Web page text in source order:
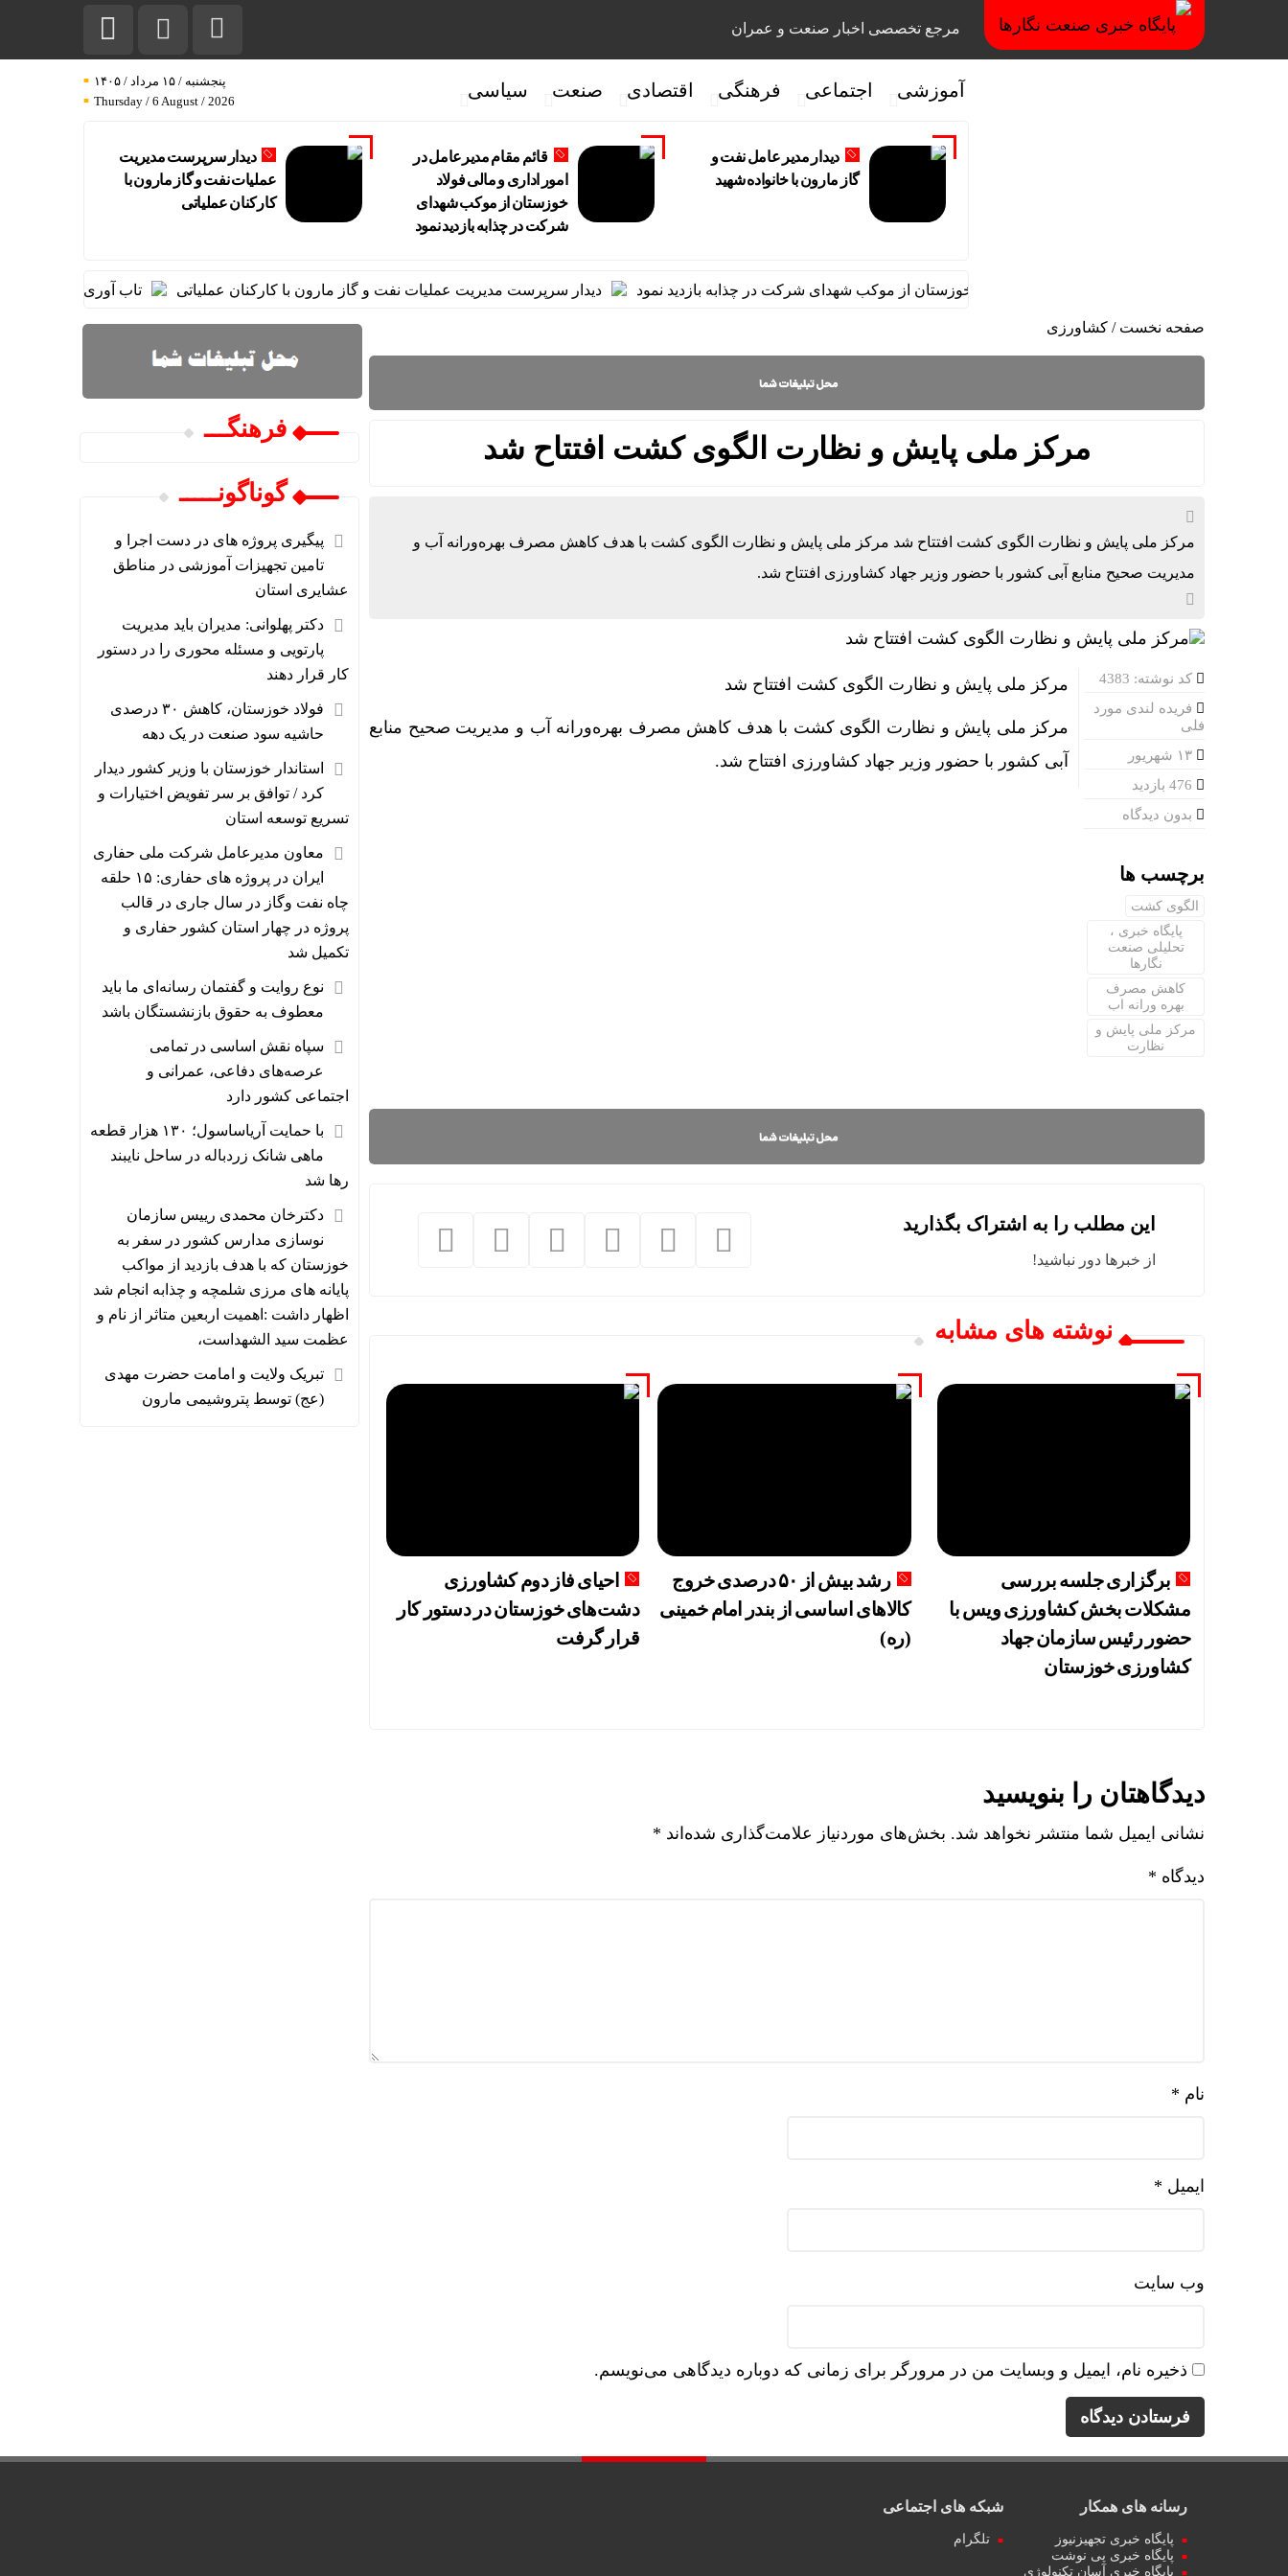
مرجع تخصصی اخبار صنعت و عمران
آموزشی اجتماعی فرهنگی اقتصادی صنعت سیاسی
پنجشنبه / ۱۵ مرداد / ۱۴۰۵
Thursday / 6 August / 2026
دیدار مدیر عامل نفت و
گاز مارون با خانواده شهید
قائم مقام مدیرعامل در
امور اداری و مالی فولاد
خوزستان از موکب شهدای
شرکت در چذابه بازدید نمود
دیدار سرپرست مدیریت
عملیات نفت و گاز مارون با
کارکنان عملیاتی
مقام مدیرعامل در امور اداری و مالی فولاد خوزستان از موکب شهدای شرکت در چذابه بازدید نمود دیدار سرپرست مدیریت عملیات نفت و گاز مارون با کارکنان عملیاتی تاب آوری، وجه تمایز تازه
صفحه نخست / کشاورزی
مرکز ملی پایش و نظارت الگوی کشت افتتاح شد
مرکز ملی پایش و نظارت الگوی کشت افتتاح شد مرکز ملی پایش و نظارت الگوی کشت با هدف کاهش مصرف بهره‌ورانه آب و
مدیریت صحیح منابع آبی کشور با حضور وزیر جهاد کشاورزی افتتاح شد.
کد نوشته: 4383
فریده لندی مورد
فلی
بدون دیدگاه
برچسب ها
الگوی کشت
پایگاه خبری ،
تحلیلی صنعت
نگارها
کاهش مصرف
بهره ورانه اب
مرکز ملی پایش و
نظارت
مرکز ملی پایش و نظارت الگوی کشت افتتاح شد
مرکز ملی پایش و نظارت الگوی کشت با هدف کاهش مصرف بهره‌ورانه آب و مدیریت صحیح منابع
آبی کشور با حضور وزیر جهاد کشاورزی افتتاح شد.
این مطلب را به اشتراک بگذارید
از خبرها دور نباشید!
نوشته های مشابه
برگزاری جلسه بررسی
مشکلات بخش کشاورزی ویس با
حضور رئیس سازمان جهاد
کشاورزی خوزستان
رشد بیش از ۵۰ درصدی خروج
کالاهای اساسی از بندر امام خمینی
(ره)
احیای فاز دوم کشاورزی
دشت‌های خوزستان در دستور کار
قرار گرفت
دیدگاهتان را بنویسید
نشانی ایمیل شما منتشر نخواهد شد. بخش‌های موردنیاز علامت‌گذاری شده‌اند *
دیدگاه *
نام *
ایمیل *
وب‌ سایت
ذخیره نام، ایمیل و وبسایت من در مرورگر برای زمانی که دوباره دیدگاهی می‌نویسم.
فرهنگـــ
گوناگونـــــ
پیگیری پروژه های در دست اجرا و
تامین تجهیزات آموزشی در مناطق
عشایری استان
دکتر پهلوانی: مدیران باید مدیریت
پارتویی و مسئله محوری را در دستور
کار قرار دهند
فولاد خوزستان، کاهش ۳۰ درصدی
حاشیه سود صنعت در یک دهه
استاندار خوزستان با وزیر کشور دیدار
کرد / توافق بر سر تفویض اختیارات و
تسریع توسعه استان
معاون مدیرعامل شرکت ملی حفاری
ایران در پروژه های حفاری: ۱۵ حلقه
چاه نفت وگاز در سال جاری در قالب
پروژه در چهار استان کشور حفاری و
تکمیل شد
نوع روایت و گفتمان رسانه‌ای ما باید
معطوف به حقوق بازنشستگان باشد
سپاه نقش اساسی در تمامی
عرصه‌های دفاعی، عمرانی و
اجتماعی کشور دارد
با حمایت آریاساسول؛ ۱۳۰ هزار قطعه
ماهی شانک زردباله در ساحل نایبند
رها شد
دکترخان محمدی رییس سازمان
نوسازی مدارس کشور در سفر به
خوزستان که با هدف بازدید از مواکب
پایانه های مرزی شلمچه و چذابه انجام شد
اظهار داشت :اهمیت اربعین متاثر از نام و
عظمت سید الشهداست،
تبریک ولایت و امامت حضرت مهدی
(عج) توسط پتروشیمی مارون
رسانه های همکار
پایگاه خبری تجهیزنیوز
پایگاه خبری پی نوشت
پایگاه خبری آسان تکنولوژی
شبکه های اجتماعی
تلگرام